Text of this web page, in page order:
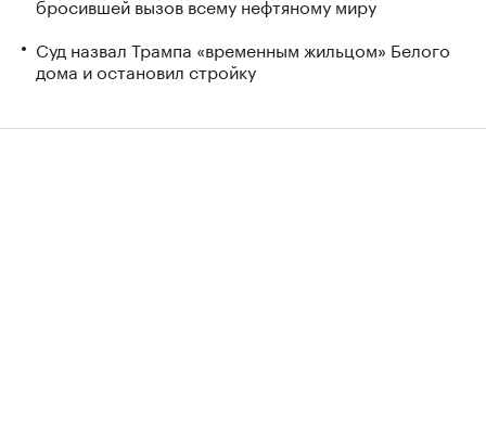
Суд назвал Трампа «временным жильцом» Белого
дома и остановил стройку